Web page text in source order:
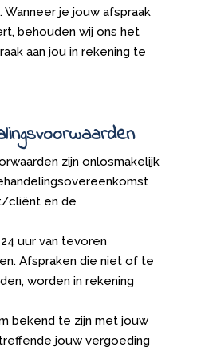
je jouw afspraak
behouden wij ons het
aan jou in rekening te
zijn onlosmakelijk
cliënt en de
uur van tevoren
Afspraken die niet of te
worden in rekening
bekend te zijn met jouw
jouw vergoeding